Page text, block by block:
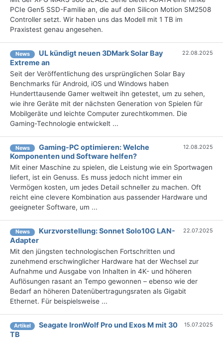
PCIe Gen5 SSD-Familie an, die auf den Silicon Motion SM2508
Controller setzt. Wir haben uns das Modell mit 1 TB im
Praxistest genau angesehen.
News
UL kündigt neuen 3DMark Solar Bay
Extreme an
22.08.2025
Seit der Veröffentlichung des ursprünglichen Solar Bay
Benchmarks für Android, iOS und Windows haben
Hunderttausende Gamer weltweit ihn getestet, um zu sehen,
wie ihre Geräte mit der nächsten Generation von Spielen für
Mobilgeräte und leichte Computer zurechtkommen. Die
Gaming-Technologie entwickelt ...
News
Gaming-PC optimieren: Welche
Komponenten und Software helfen?
12.08.2025
Mit einer Maschine zu spielen, die Leistung wie ein Sportwagen
liefert, ist ein Genuss. Es muss jedoch nicht immer ein
Vermögen kosten, um jedes Detail schneller zu machen. Oft
reicht eine clevere Kombination aus passender Hardware und
geeigneter Software, um ...
News
Kurzvorstellung: Sonnet Solo10G LAN-
Adapter
22.07.2025
Mit den jüngsten technologischen Fortschritten und
zunehmend erschwinglicher Hardware hat der Wechsel zur
Aufnahme und Ausgabe von Inhalten in 4K- und höheren
Auflösungen rasant an Tempo gewonnen – ebenso wie der
Bedarf an höheren Datenübertragungsraten als Gigabit
Ethernet. Für beispielsweise ...
Artikel
Seagate IronWolf Pro und Exos M mit 30
TB
15.07.2025